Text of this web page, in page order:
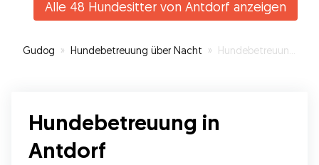
Alle 48 Hundesitter von Antdorf anzeigen
Gudog » Hundebetreuung über Nacht » Hundebetreuung in Antdorf
Hundebetreuung in
Antdorf